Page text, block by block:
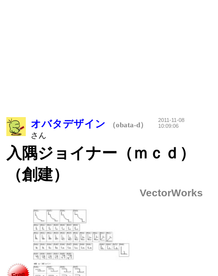
オバタデザイン （obata-d）
さん
2011-11-08
10:09:06
入隅ジョイナー（ｍｃｄ）
（創建）
VectorWorks